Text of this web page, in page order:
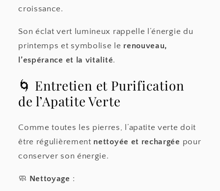
croissance.
Son éclat vert lumineux rappelle l’énergie du
printemps et symbolise le renouveau,
l’espérance et la vitalité.
🌀 Entretien et Purification
de l’Apatite Verte
Comme toutes les pierres, l’apatite verte doit
être régulièrement nettoyée et rechargée pour
conserver son énergie.
🧼 Nettoyage :